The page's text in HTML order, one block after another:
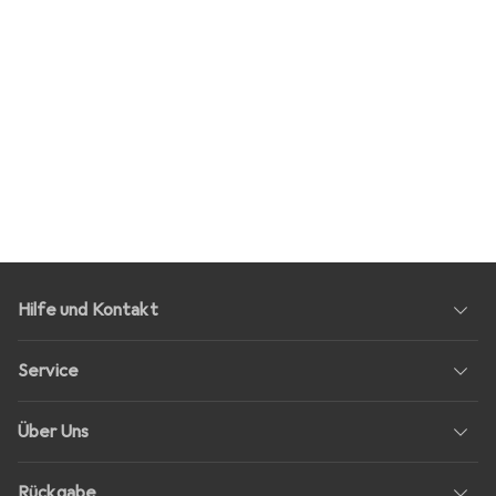
Hilfe und Kontakt
Service
Über Uns